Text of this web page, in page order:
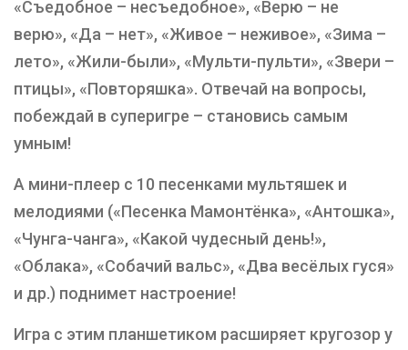
«Съедобное – несъедобное», «Верю – не
верю», «Да – нет», «Живое – неживое», «Зима –
лето», «Жили-были», «Мульти-пульти», «Звери –
птицы», «Повторяшка». Отвечай на вопросы,
побеждай в суперигре – становись самым
умным!
А мини-плеер с 10 песенками мультяшек и
мелодиями («Песенка Мамонтёнка», «Антошка»,
«Чунга-чанга», «Какой чудесный день!»,
«Облака», «Собачий вальс», «Два весёлых гуся»
и др.) поднимет настроение!
Игра с этим планшетиком расширяет кругозор у